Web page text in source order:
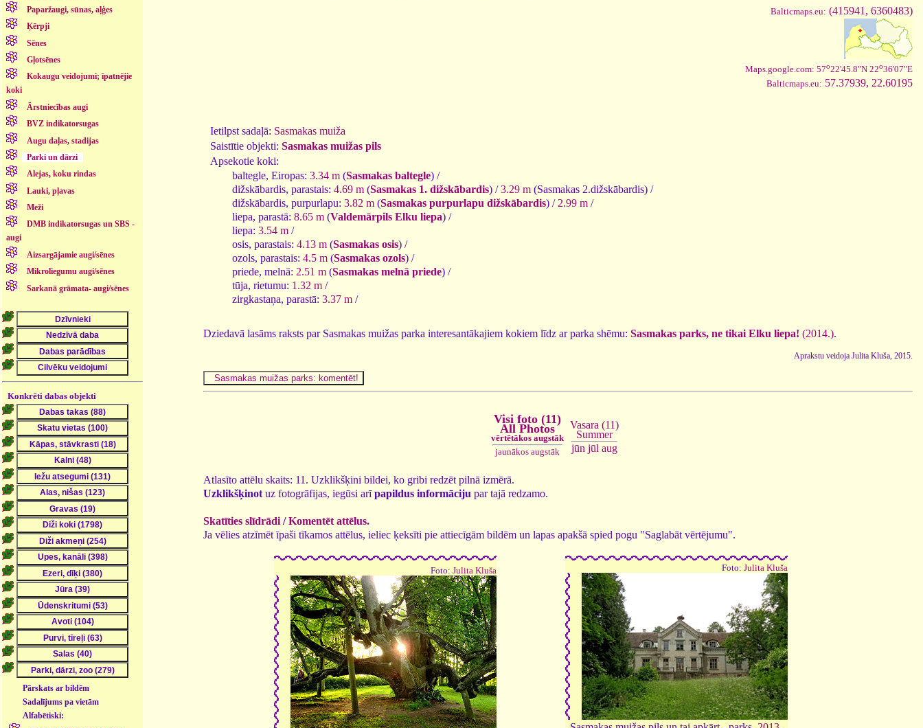
Paparžaugi, sūnas, aļģes
Ķērpji
Sēnes
Gļotsēnes
Kokaugu veidojumi; īpatnējie
koki
Ārstniecības augi
BVZ indikatorsugas
Augu daļas, stadijas
Parki un dārzi
Alejas, koku rindas
Lauki, pļavas
Meži
DMB indikatorsugas un SBS -
augi
Aizsargājamie augi/sēnes
Mikroliegumu augi/sēnes
Sarkanā grāmata- augi/sēnes
Konkrēti dabas objekti
Pārskats ar bildēm
Sadalījums pa vietām
Alfabētiski:
Balticmaps.eu: (415941, 6360483)
Maps.google.com: 57o22'45.8"N 22o36'07"E
Balticmaps.eu: 57.37939, 22.60195
Ietilpst sadaļā: Sasmakas muiža
Saistītie objekti: Sasmakas muižas pils
Apsekotie koki:
baltegle, Eiropas: 3.34 m (Sasmakas baltegle) /
dižskābardis, parastais: 4.69 m (Sasmakas 1. dižskābardis) /3.29 m (Sasmakas 2.dižskābardis) /
dižskābardis, purpurlapu: 3.82 m (Sasmakas purpurlapu dižskābardis) / 2.99 m /
liepa, parastā: 8.65 m (Valdemārpils Elku liepa) /
liepa: 3.54 m /
osis, parastais: 4.13 m (Sasmakas osis) /
ozols, parastais: 4.5 m (Sasmakas ozols) /
priede, melnā: 2.51 m (Sasmakas melnā priede) /
tūja, rietumu: 1.32 m /
zirgkastaņa, parastā: 3.37 m /
Dziedavā lasāms raksts par Sasmakas muižas parka interesantākajiem kokiem līdz ar parka shēmu: Sasmakas parks, ne tikai Elku liepa! (2014.).
Aprakstu veidoja Julita Kluša, 2015.
Visi foto (11)
All Photos
vērtētākos augstāk
jaunākos augstāk
Vasara (11)
Summer
jūn jūl aug
Atlasīto attēlu skaits: 11. Uzklikšķini bildei, ko gribi redzēt pilnā izmērā.
Uzklikšķinot uz fotogrāfijas, iegūsi arīpapildus informāciju par tajā redzamo.
Skatīties slīdrādi /Komentēt attēlus.
Ja vēlies atzīmēt īpaši tīkamos attēlus, ieliec ķeksīti pie attiecīgām bildēm un lapas apakšā spied pogu "Saglabāt vērtējumu".
Foto: Julita Kluša Foto: Julita Kluša